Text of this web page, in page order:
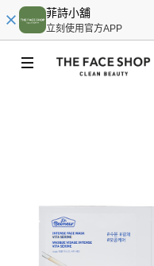
菲詩小舖
立刻使用官方APP